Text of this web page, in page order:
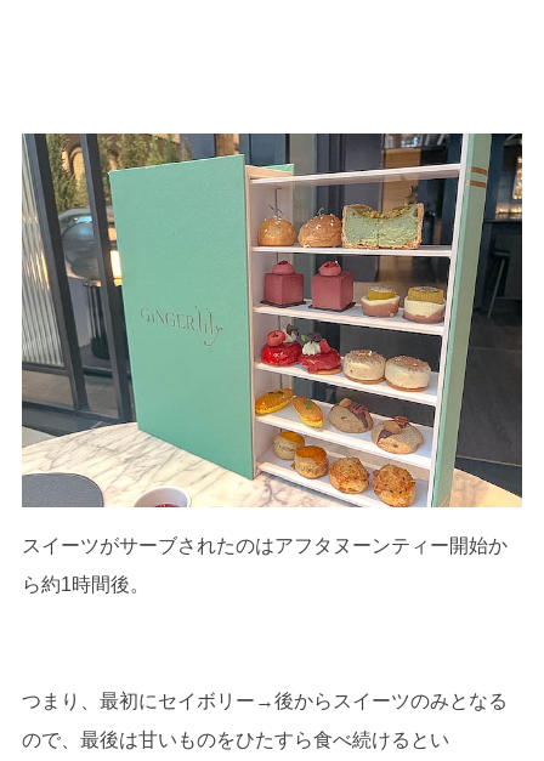
スイーツがサーブされたのはアフタヌーンティー開始か
ら約1時間後。
つまり、最初にセイボリー→後からスイーツのみとなる
ので、最後は甘いものをひたすら食べ続けるとい